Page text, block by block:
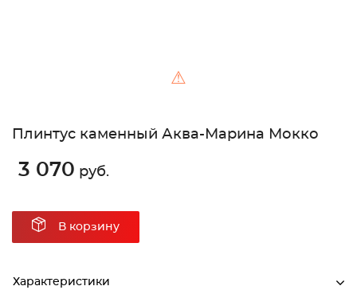
⚠
Плинтус каменный Аква-Марина Мокко
3 070 руб.
В корзину
Характеристики